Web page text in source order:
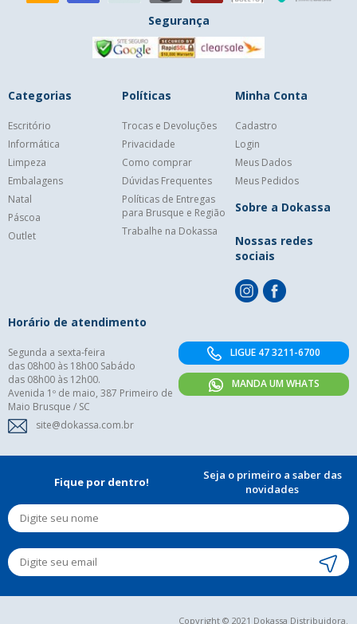
Segurança
Categorias
Escritório
Informática
Limpeza
Embalagens
Natal
Páscoa
Outlet
Políticas
Trocas e Devoluções
Privacidade
Como comprar
Dúvidas Frequentes
Políticas de Entregas
para Brusque e Região
Trabalhe na Dokassa
Minha Conta
Cadastro
Login
Meus Dados
Meus Pedidos
Sobre a Dokassa
Nossas redes
sociais
Horário de atendimento
Segunda a sexta-feira
das 08h00 às 18h00 Sabádo
das 08h00 às 12h00.
Avenida 1º de maio, 387 Primeiro de
Maio Brusque / SC
site@dokassa.com.br
LIGUE 47 3211-6700
MANDA UM WHATS
Fique por dentro!
Seja o primeiro a saber das
novidades
Copyright © 2021 Dokassa Distribuidora.